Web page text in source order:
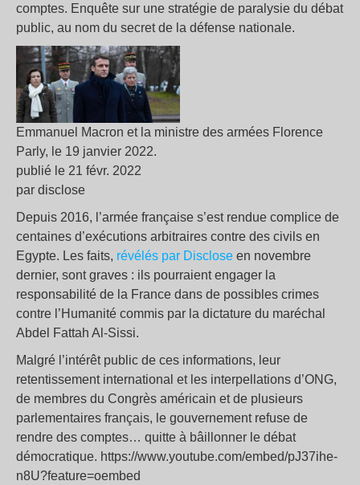
comptes. Enquête sur une stratégie de paralysie du débat
public, au nom du secret de la défense nationale.
Emmanuel Macron et la ministre des armées Florence
Parly, le 19 janvier 2022.
publié le 21 févr. 2022
par disclose
Depuis 2016, l’armée française s’est rendue complice de
centaines d’exécutions arbitraires contre des civils en
Egypte. Les faits, révélés par Disclose en novembre
dernier, sont graves : ils pourraient engager la
responsabilité de la France dans de possibles crimes
contre l’Humanité commis par la dictature du maréchal
Abdel Fattah Al-Sissi.
Malgré l’intérêt public de ces informations, leur
retentissement international et les interpellations d’ONG,
de membres du Congrès américain et de plusieurs
parlementaires français, le gouvernement refuse de
rendre des comptes… quitte à bâillonner le débat
démocratique. https://www.youtube.com/embed/pJ37ihe-
n8U?feature=oembed